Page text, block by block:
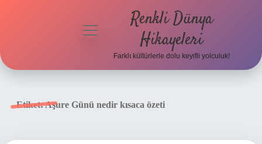
Politikası
menüyü
Renkli Dünya
Hikayeleri
Farklı kültürlerle dolu keyifli yolculuk!
Etiket:Aşure Günü nedir kısaca özeti